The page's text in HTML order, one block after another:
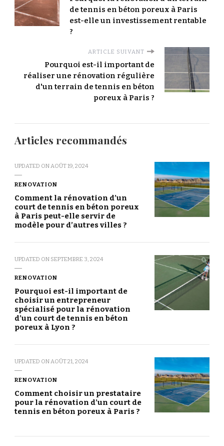
de tennis en béton poreux à Paris
est-elle un investissement rentable
?
ARTICLE SUIVANT
Pourquoi est-il important de
réaliser une rénovation régulière
d'un terrain de tennis en béton
poreux à Paris ?
Articles recommandés
UPDATED ON AOÛT 19, 2024
RENOVATION
Comment la rénovation d’un
court de tennis en béton poreux
à Paris peut-elle servir de
modèle pour d’autres villes ?
UPDATED ON SEPTEMBRE 3, 2024
RENOVATION
Pourquoi est-il important de
choisir un entrepreneur
spécialisé pour la rénovation
d’un court de tennis en béton
poreux à Lyon ?
UPDATED ON AOÛT 21, 2024
RENOVATION
Comment choisir un prestataire
pour la rénovation d’un court de
tennis en béton poreux à Paris ?